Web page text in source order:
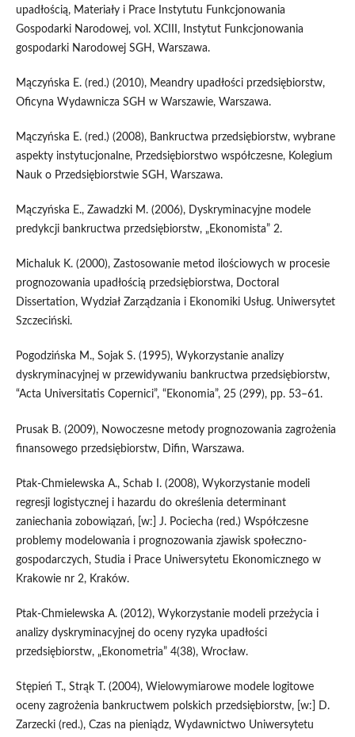
upadłością, Materiały i Prace Instytutu Funkcjonowania
Gospodarki Narodowej, vol. XCIII, Instytut Funkcjonowania
gospodarki Narodowej SGH, Warszawa.
Mączyńska E. (red.) (2010), Meandry upadłości przedsiębiorstw,
Oficyna Wydawnicza SGH w Warszawie, Warszawa.
Mączyńska E. (red.) (2008), Bankructwa przedsiębiorstw, wybrane
aspekty instytucjonalne, Przedsiębiorstwo współczesne, Kolegium
Nauk o Przedsiębiorstwie SGH, Warszawa.
Mączyńska E., Zawadzki M. (2006), Dyskryminacyjne modele
predykcji bankructwa przedsiębiorstw, „Ekonomista” 2.
Michaluk K. (2000), Zastosowanie metod ilościowych w procesie
prognozowania upadłością przedsiębiorstwa, Doctoral
Dissertation, Wydział Zarządzania i Ekonomiki Usług. Uniwersytet
Szczeciński.
Pogodzińska M., Sojak S. (1995), Wykorzystanie analizy
dyskryminacyjnej w przewidywaniu bankructwa przedsiębiorstw,
“Acta Universitatis Copernici”, “Ekonomia”, 25 (299), pp. 53–61.
Prusak B. (2009), Nowoczesne metody prognozowania zagrożenia
finansowego przedsiębiorstw, Difin, Warszawa.
Ptak-Chmielewska A., Schab I. (2008), Wykorzystanie modeli
regresji logistycznej i hazardu do określenia determinant
zaniechania zobowiązań, [w:] J. Pociecha (red.) Współczesne
problemy modelowania i prognozowania zjawisk społeczno-
gospodarczych, Studia i Prace Uniwersytetu Ekonomicznego w
Krakowie nr 2, Kraków.
Ptak-Chmielewska A. (2012), Wykorzystanie modeli przeżycia i
analizy dyskryminacyjnej do oceny ryzyka upadłości
przedsiębiorstw, „Ekonometria” 4(38), Wrocław.
Stępień T., Strąk T. (2004), Wielowymiarowe modele logitowe
oceny zagrożenia bankructwem polskich przedsiębiorstw, [w:] D.
Zarzecki (red.), Czas na pieniądz, Wydawnictwo Uniwersytetu